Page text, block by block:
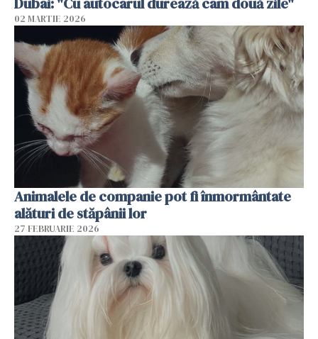
02 MARTIE 2026
Animalele de companie pot fi înmormântate
alături de stăpânii lor
27 FEBRUARIE 2026